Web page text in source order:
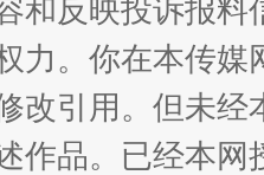
、白藏房 除
和反映投诉报
力。你在本传
改引用。但未
作品。已经本